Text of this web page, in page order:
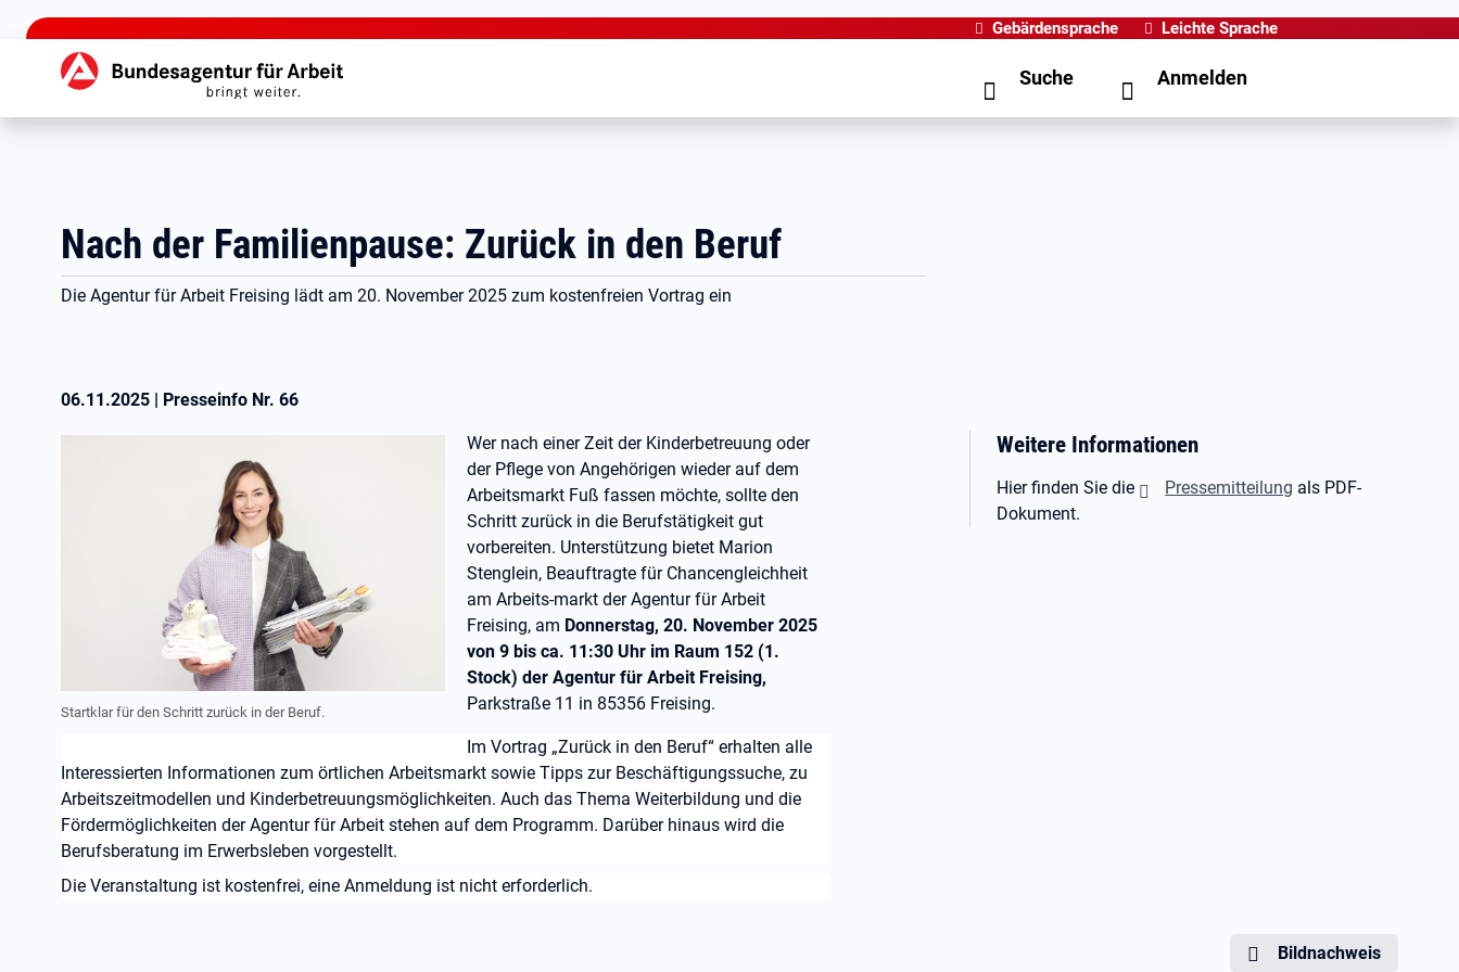
zu den Hauptinhalten springen
Gebärdensprache Leichte Sprache
Hauptnavigation Suche Anmelden
Nach der Familienpause: Zurück in den Beruf
Die Agentur für Arbeit Freising lädt am 20. November 2025 zum kostenfreien Vortrag ein
06.11.2025 | Presseinfo Nr. 66
Startklar für den Schritt zurück in der Beruf.
Wer nach einer Zeit der Kinderbetreuung oder
der Pflege von Angehörigen wieder auf dem
Arbeitsmarkt Fuß fassen möchte, sollte den
Schritt zurück in die Berufstätigkeit gut
vorbereiten. Unterstützung bietet Marion
Stenglein, Beauftragte für Chancengleichheit
am Arbeits-markt der Agentur für Arbeit
Freising, am Donnerstag, 20. November 2025
von 9 bis ca. 11:30 Uhr im Raum 152 (1.
Stock) der Agentur für Arbeit Freising,
Parkstraße 11 in 85356 Freising.
Im Vortrag „Zurück in den Beruf“ erhalten alle
Interessierten Informationen zum örtlichen Arbeitsmarkt sowie Tipps zur Beschäftigungssuche, zu
Arbeitszeitmodellen und Kinderbetreuungsmöglichkeiten. Auch das Thema Weiterbildung und die
Fördermöglichkeiten der Agentur für Arbeit stehen auf dem Programm. Darüber hinaus wird die
Berufsberatung im Erwerbsleben vorgestellt.
Die Veranstaltung ist kostenfrei, eine Anmeldung ist nicht erforderlich.
Weitere Informationen
Hier finden Sie die Pressemitteilung als PDF-
Dokument.
Bildnachweis